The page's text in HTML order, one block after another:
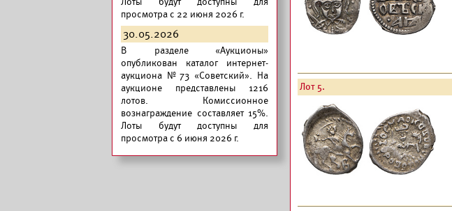
просмотра с 22 июня 2026 г.
30.05.2026
В разделе «Аукционы»
опубликован каталог интернет-
аукциона №73 «Советский». На
аукционе представлены 1216
лотов. Комиссионное
вознаграждение составляет 15%.
Лоты будут доступны для
просмотра с 6 июня 2026 г.
Лот 5.